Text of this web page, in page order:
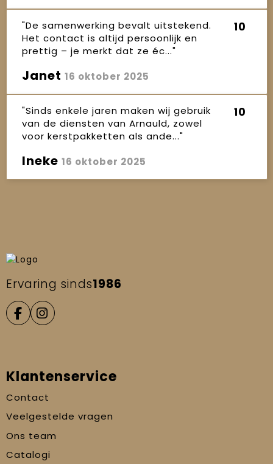
"De samenwerking bevalt uitstekend.
Het contact is altijd persoonlijk en
prettig – je merkt dat ze éc..."
10
Janet 16 oktober 2025
"Sinds enkele jaren maken wij gebruik
van de diensten van Arnauld, zowel
voor kerstpakketten als ande..."
10
Ineke 16 oktober 2025
Ervaring sinds1986
Klantenservice
Contact
Veelgestelde vragen
Ons team
Catalogi